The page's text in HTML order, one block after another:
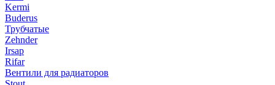
Kermi
Buderus
Трубчатые
Zehnder
Irsap
Rifar
Вентили для радиаторов